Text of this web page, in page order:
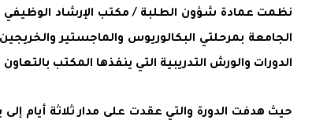
نظمت عمادة شؤون الطلبة / مكتب الإرشاد الوظيفي
الجامعة بمرحلتي البكالوريوس والماجستير
الدورات والورش التدريبية التي ينفذها المكتب
حيث هدفت الدورة والتي عقدت على مدار ثلاثة أيام